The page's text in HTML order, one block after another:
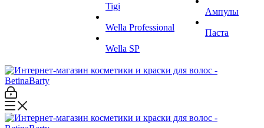
Tigi
Wella Professional
Wella SP
Ампулы
Паста